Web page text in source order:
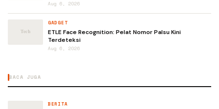
Aug 6, 2026
GADGET
ETLE Face Recognition: Pelat Nomor Palsu Kini
Terdeteksi
Aug 6, 2026
BACA JUGA
BERITA